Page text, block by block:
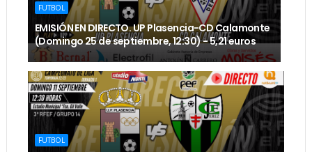
FUTBOL
EMISIÓN EN DIRECTO. UP Plasencia-CD Calamonte
(Domingo 25 de septiembre, 12:30) - 5,21 euros
FUTBOL